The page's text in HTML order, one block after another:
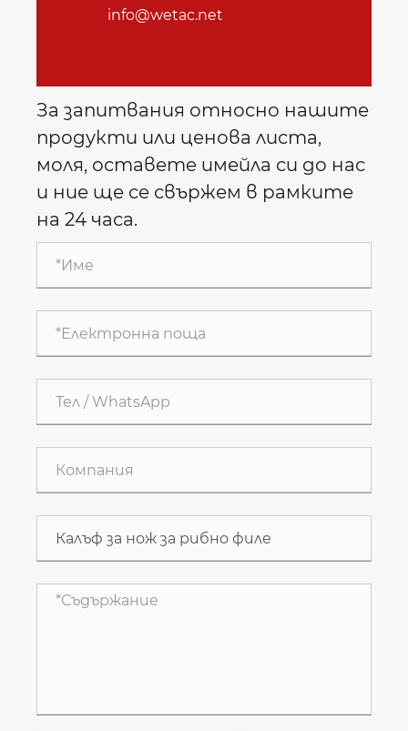
info@wetac.net
За запитвания относно нашите
продукти или ценова листа,
моля, оставете имейла си до нас
и ние ще се свържем в рамките
на 24 часа.